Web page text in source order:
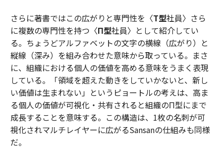
さらに著書ではこの広がりと専門性を〈T型社員〉さら
に複数の専門性を持つ〈Π型社員〉として紹介してい
る。ちょうどアルファベットの文字の横線（広がり）と
縦線（深み）を組み合わせた意味から取っている。まさ
に、組織における個人の価値を高める意味をうまく表現
している。「領域を超えた動きをしていかないと、新し
い価値は生まれない」というピョートルの考えは、高ま
る個人の価値が可視化・共有されると組織のΠ型にまで
成長することを意味する。この構造は、1枚の名刺が可
視化されマルチレイヤーに広がるSansanの仕組みも同様
だ。